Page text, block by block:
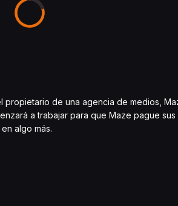
de una agencia de medios,
a trabajar para que Maze pague
algo más.